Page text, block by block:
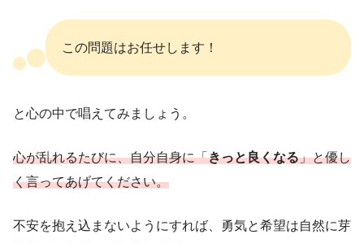
この問題はお任せします！
と心の中で唱えてみましょう。
心が乱れるたびに、自分自身に「きっと良くなる」と優し
く言ってあげてください。
不安を抱え込まないようにすれば、勇気と希望は自然に芽